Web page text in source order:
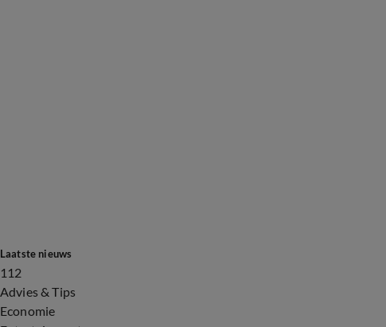
Laatste nieuws
112
Advies & Tips
Economie